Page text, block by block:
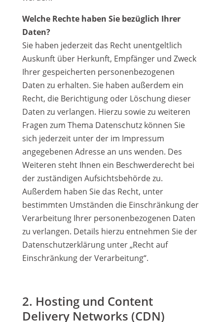
Welche Rechte haben Sie bezüglich Ihrer
Daten?
Sie haben jederzeit das Recht unentgeltlich
Auskunft über Herkunft, Empfänger und Zweck
Ihrer gespeicherten personenbezogenen
Daten zu erhalten. Sie haben außerdem ein
Recht, die Berichtigung oder Löschung dieser
Daten zu verlangen. Hierzu sowie zu weiteren
Fragen zum Thema Datenschutz können Sie
sich jederzeit unter der im Impressum
angegebenen Adresse an uns wenden. Des
Weiteren steht Ihnen ein Beschwerderecht bei
der zuständigen Aufsichtsbehörde zu.
Außerdem haben Sie das Recht, unter
bestimmten Umständen die Einschränkung der
Verarbeitung Ihrer personenbezogenen Daten
zu verlangen. Details hierzu entnehmen Sie der
Datenschutzerklärung unter „Recht auf
Einschränkung der Verarbeitung“.
2. Hosting und Content
Delivery Networks (CDN)